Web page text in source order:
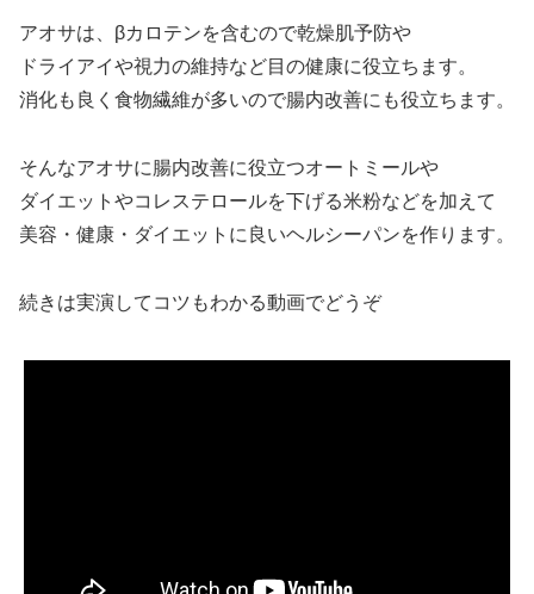
アオサは、βカロテンを含むので乾燥肌予防や
ドライアイや視力の維持など目の健康に役立ちます。
消化も良く食物繊維が多いので腸内改善にも役立ちます。
そんなアオサに腸内改善に役立つオートミールや
ダイエットやコレステロールを下げる米粉などを加えて
美容・健康・ダイエットに良いヘルシーパンを作ります。
続きは実演してコツもわかる動画でどうぞ